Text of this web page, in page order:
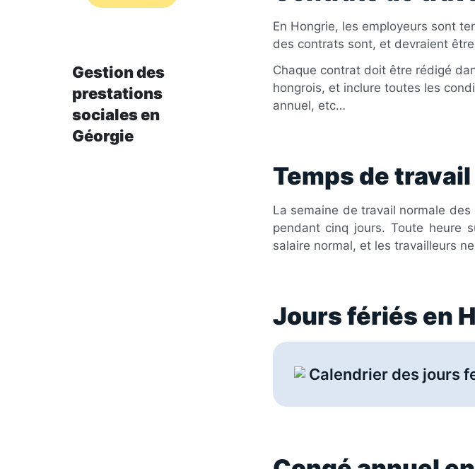
Gestion des
prestations
sociales en
Géorgie
En Hongrie, les employeurs sont
des contrats sont, et devraient
Chaque contrat doit être rédigé
hongrois, et inclure toutes les
annuel, etc…
Temps de
La semaine de travail normale
pendant cinq jours. Toute heure
salaire normal, et les travailleurs
Jours fériés en
Calendrier des jours